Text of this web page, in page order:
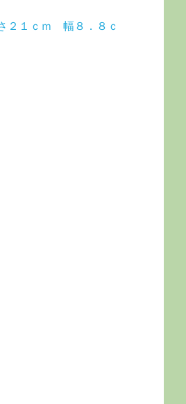
２１ｃｍ 幅８．８ｃ